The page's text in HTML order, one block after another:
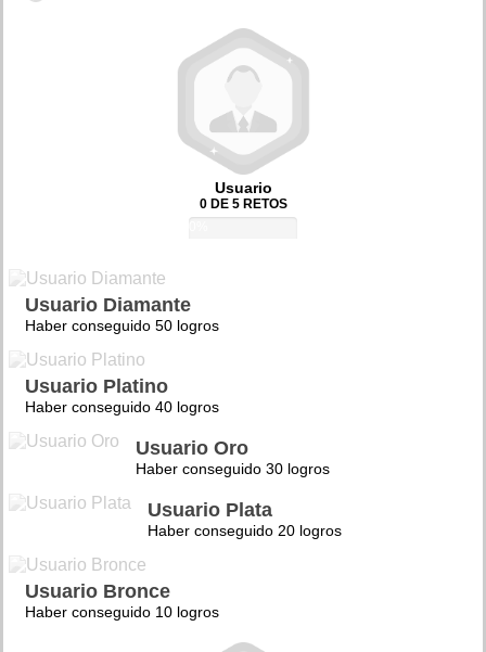
Usuario
0 DE 5 RETOS
Usuario Diamante
Haber conseguido 50 logros
Usuario Platino
Haber conseguido 40 logros
Usuario Oro
Haber conseguido 30 logros
Usuario Plata
Haber conseguido 20 logros
Usuario Bronce
Haber conseguido 10 logros